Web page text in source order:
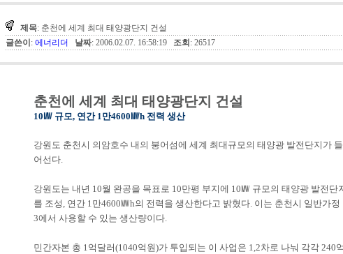
제목: 춘천에 세계 최대 태양광단지 건설
글쓴이 : 에너리더 날짜: 2006.02.07. 16:58:19 조회 : 26517
춘천에 세계 최대 태양광단지 건설
10㎿ 규모, 연간 1만4600㎿h 전력 생산
강원도 춘천시 의암호수 내의 붕어섬에 세계 최대규모의 태양광 발전단지가 들
어선다.
강원도는 내년 10월 완공을 목표로 10만평 부지에 10㎿ 규모의 태양광 발전단
를 조성, 연간 1만4600㎿h의 전력을 생산한다고 밝혔다. 이는 춘천시 일반가정
3에서 사용할 수 있는 생산량이다.
민간자본 총 1억달러(1040억원)가 투입되는 이 사업은 1,2차로 나눠 각각 240억